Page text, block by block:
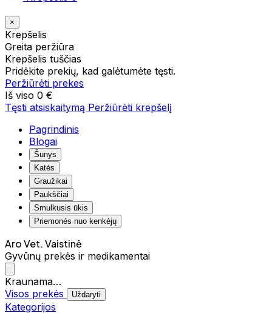
×
Krepšelis
Greita peržiūra
Krepšelis tuščias
Pridėkite prekių, kad galėtumėte tęsti.
Peržiūrėti prekes
Iš viso 0 €
Tęsti atsiskaitymą Peržiūrėti krepšelį
Pagrindinis
Blogai
Šunys
Katės
Graužikai
Paukščiai
Smulkusis ūkis
Priemonės nuo kenkėjų
Aro Vet. Vaistinė
Gyvūnų prekės ir medikamentai
Kraunama…
Visos prekės
Uždaryti
Kategorijos